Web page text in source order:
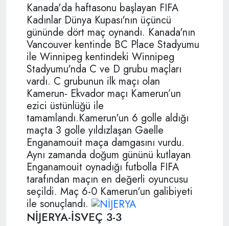
Kanada'da haftasonu başlayan FIFA
Kadınlar Dünya Kupası'nın üçüncü
gününde dört maç oynandı. Kanada'nın
Vancouver kentinde BC Place Stadyumu
ile Winnipeg kentindeki Winnipeg
Stadyumu'nda C ve D grubu maçları
vardı. C grubunun ilk maçı olan
Kamerun- Ekvador maçı Kamerun’un
ezici üstünlüğü ile
tamamlandı.Kamerun'un 6 golle aldığı
maçta 3 golle yıldızlaşan Gaelle
Enganamouit maça damgasını vurdu.
Aynı zamanda doğum gününü kutlayan
Enganamouit oynadığı futbolla FIFA
tarafından maçın en değerli oyuncusu
seçildi. Maç 6-0 Kamerun'un galibiyeti
ile sonuçlandı.
NİJERYA-İSVEÇ 3-3